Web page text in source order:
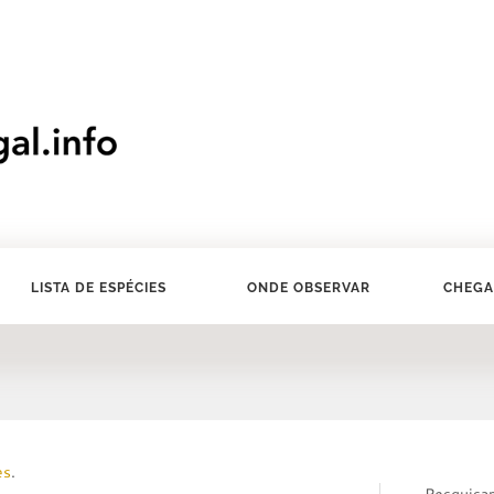
LISTA DE ESPÉCIES ONDE OBSERVAR
.